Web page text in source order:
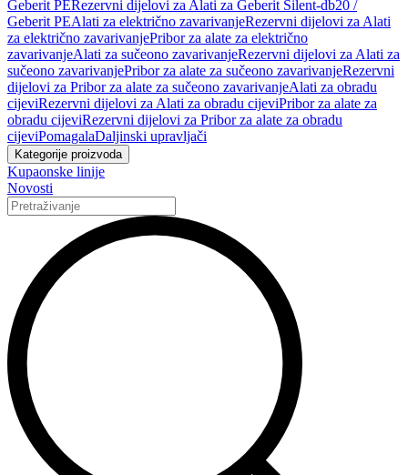
Geberit PERezervni dijelovi za Alati za Geberit Silent-db20 /
Geberit PEAlati za električno zavarivanjeRezervni dijelovi za Alati
za električno zavarivanjePribor za alate za električno
zavarivanjeAlati za sučeono zavarivanjeRezervni dijelovi za Alati za
sučeono zavarivanjePribor za alate za sučeono zavarivanjeRezervni
dijelovi za Pribor za alate za sučeono zavarivanjeAlati za obradu
cijeviRezervni dijelovi za Alati za obradu cijeviPribor za alate za
obradu cijeviRezervni dijelovi za Pribor za alate za obradu
cijeviPomagalaDaljinski upravljači
Kategorije proizvoda
Kupaonske linije
Novosti